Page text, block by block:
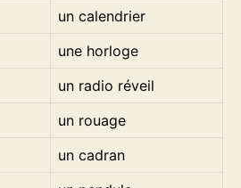
un calendrier
une horloge
un radio réveil
un rouage
un cadran